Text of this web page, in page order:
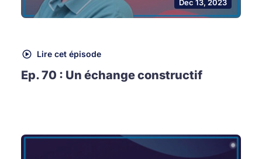
Dec 13, 2023
Lire cet épisode
Ep. 70 : Un échange constructif